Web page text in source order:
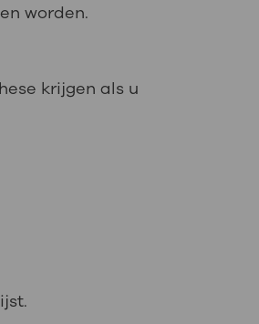
worden.
krijgen als u